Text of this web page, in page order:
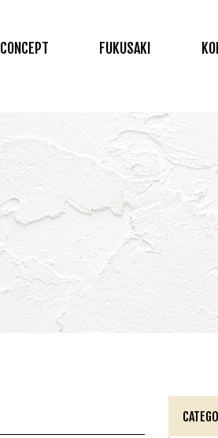
CONCEPT FUKUSAKI